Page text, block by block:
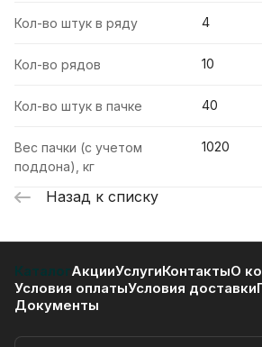
Кол-во штук в ряду 4
Кол-во рядов 10
Кол-во штук в пачке 40
Вес пачки (с учетом
поддона), кг
1020
Назад к списку
КаталогАкцииУслугиКонтактыО
Условия оплатыУсловия доставки
Документы